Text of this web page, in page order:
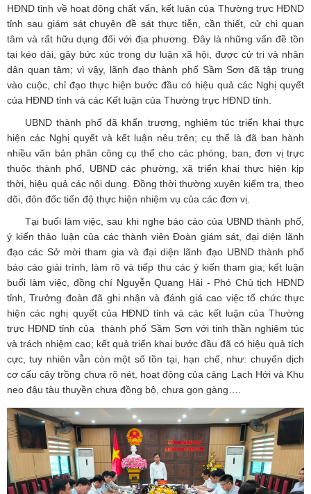
HĐND tỉnh về hoạt động chất vấn, kết luận của Thường trực HĐND
tỉnh sau giám sát chuyên đề sát thực tiễn, cần thiết, cử chi quan
tâm và rất hữu dụng đối với địa phương. Đây là những vấn đề tồn
tại kéo dài, gây bức xúc trong dư luận xã hội, được cử tri và nhân
dân quan tâm; vì vậy, lãnh đạo thành phố Sầm Sơn đã tập trung
vào cuộc, chỉ đạo thực hiện bước đầu có hiệu quả các Nghị quyết
của HĐND tỉnh và các Kết luận của Thường trực HĐND tỉnh.
UBND thành phố đã khẩn trương, nghiêm túc triển khai thực
hiện các Nghị quyết và kết luận nêu trên; cụ thể là đã ban hành
nhiều văn bản phân công cụ thể cho các phòng, ban, đơn vị trực
thuộc thành phố, UBND các phường, xã triển khai thực hiện kịp
thời, hiệu quả các nội dung. Đồng thời thường xuyên kiểm tra, theo
dõi, đôn đốc tiến độ thực hiện nhiệm vụ của các đơn vị.
Tại buổi làm việc, sau khi nghe báo cáo của UBND thành phố,
ý kiến thảo luận của các thành viên Đoàn giám sát, đại diện lãnh
đạo các Sở mời tham gia và đại diện lãnh đạo UBND thành phố
báo cáo giải trình, làm rõ và tiếp thu các ý kiến tham gia; kết luận
buổi làm việc, đồng chí Nguyễn Quang Hải - Phó Chủ tịch HĐND
tỉnh, Trưởng đoàn đã ghi nhận và đánh giá cao việc tổ chức thực
hiện các nghị quyết của HĐND tỉnh và các kết luận của Thường
trực HĐND tỉnh của thành phố Sầm Sơn với tinh thần nghiêm túc
và trách nhiệm cao; kết quả triển khai bước đầu đã có hiệu quả tích
cực, tuy nhiên vẫn còn một số tồn tại, hạn chế, như: chuyển dịch
cơ cấu cây trồng chưa rõ nét, hoạt động của cảng Lạch Hới và Khu
neo đậu tàu thuyền chưa đồng bộ, chưa gọn gàng….